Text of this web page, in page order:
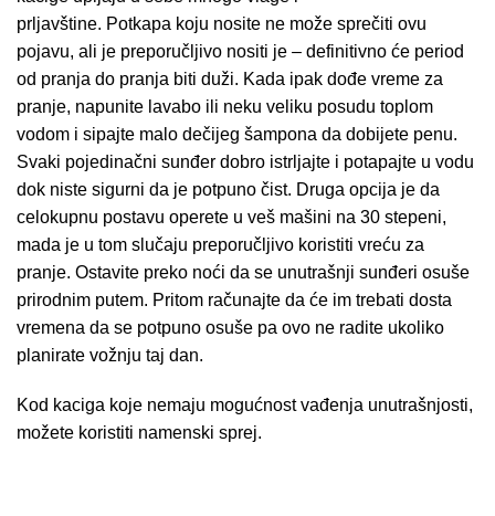
prljavštine. Potkapa koju nosite ne može sprečiti ovu
pojavu, ali je preporučljivo nositi je – definitivno će period
od pranja do pranja biti duži. Kada ipak dođe vreme za
pranje, napunite lavabo ili neku veliku posudu toplom
vodom i sipajte malo dečijeg šampona da dobijete penu.
Svaki pojedinačni sunđer dobro istrljajte i potapajte u vodu
dok niste sigurni da je potpuno čist. Druga opcija je da
celokupnu postavu operete u veš mašini na 30 stepeni,
mada je u tom slučaju preporučljivo koristiti vreću za
pranje. Ostavite preko noći da se unutrašnji sunđeri osuše
prirodnim putem. Pritom računajte da će im trebati dosta
vremena da se potpuno osuše pa ovo ne radite ukoliko
planirate vožnju taj dan.
Kod kaciga koje nemaju mogućnost vađenja unutrašnjosti,
možete koristiti namenski sprej.